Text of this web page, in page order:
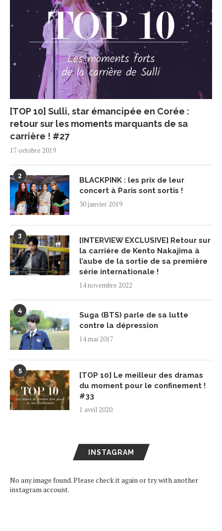
[TOP 10] Sulli, star émancipée en Corée :
retour sur les moments marquants de sa
carrière ! #27
17 octobre 2019
2
BLACKPINK : les prix de leur
concert à Paris sont sortis !
30 janvier 2019
3
[INTERVIEW EXCLUSIVE] Retour sur
la carrière de Kento Nakajima à
l’aube de la sortie de sa première
série internationale !
14 novembre 2022
4
Suga (BTS) parle de sa lutte
contre la dépression
14 mai 2017
5
[TOP 10] Le meilleur des dramas
du moment pour le confinement !
#33
1 avril 2020
INSTAGRAM
No any image found. Please check it again or try with another
instagram account.